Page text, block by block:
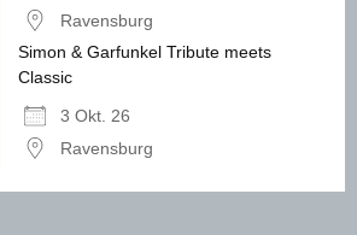
Ravensburg
Simon & Garfunkel Tribute meets
Classic
3 Okt. 26
Ravensburg